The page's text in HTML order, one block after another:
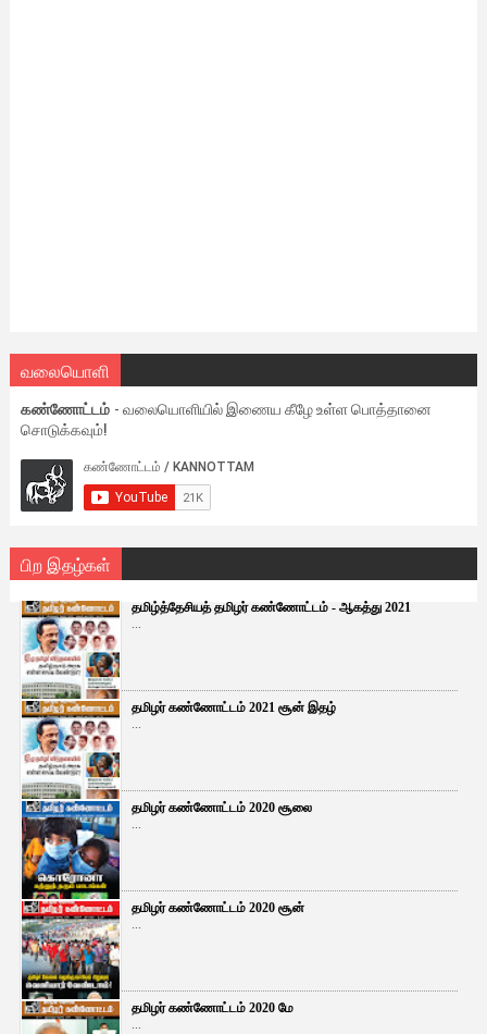
வலையொளி
கண்ணோட்டம் - வலையொளியில் இணைய கீழே உள்ள பொத்தானை
சொடுக்கவும்!
பிற இதழ்கள்
தமிழ்த்தேசியத் தமிழர் கண்ணோட்டம் - ஆகத்து 2021
...
தமிழர் கண்ணோட்டம் 2021 சூன் இதழ்
...
தமிழர் கண்ணோட்டம் 2020 சூலை
...
தமிழர் கண்ணோட்டம் 2020 சூன்
...
தமிழர் கண்ணோட்டம் 2020 மே
...